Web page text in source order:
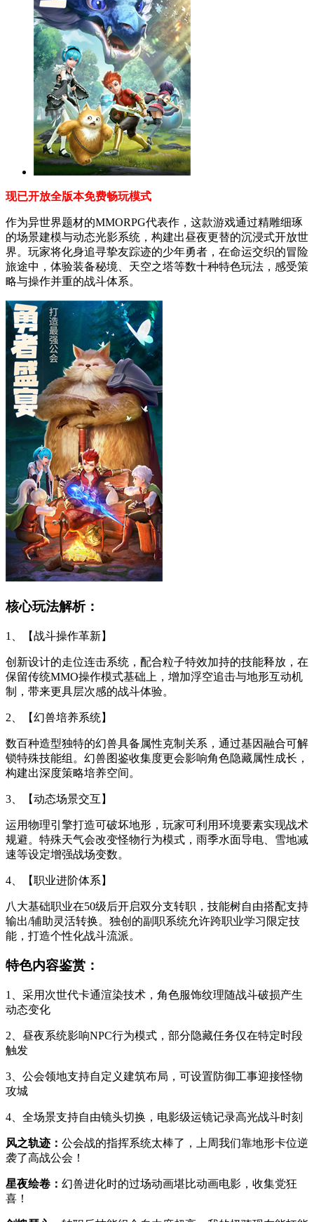
现已开放全版本免费畅玩模式
作为异世界题材的MMORPG代表作，这款游戏通过精雕细琢
的场景建模与动态光影系统，构建出昼夜更替的沉浸式开放世
界。玩家将化身追寻挚友踪迹的少年勇者，在命运交织的冒险
旅途中，体验装备秘境、天空之塔等数十种特色玩法，感受策
略与操作并重的战斗体系。
核心玩法解析：
1、【战斗操作革新】
创新设计的走位连击系统，配合粒子特效加持的技能释放，在
保留传统MMO操作模式基础上，增加浮空追击与地形互动机
制，带来更具层次感的战斗体验。
2、【幻兽培养系统】
数百种造型独特的幻兽具备属性克制关系，通过基因融合可解
锁特殊技能组。幻兽图鉴收集度更会影响角色隐藏属性成长，
构建出深度策略培养空间。
3、【动态场景交互】
运用物理引擎打造可破坏地形，玩家可利用环境要素实现战术
规避。特殊天气会改变怪物行为模式，雨季水面导电、雪地减
速等设定增强战场变数。
4、【职业进阶体系】
八大基础职业在50级后开启双分支转职，技能树自由搭配支持
输出/辅助灵活转换。独创的副职系统允许跨职业学习限定技
能，打造个性化战斗流派。
特色内容鉴赏：
1、采用次世代卡通渲染技术，角色服饰纹理随战斗破损产生
动态变化
2、昼夜系统影响NPC行为模式，部分隐藏任务仅在特定时段
触发
3、公会领地支持自定义建筑布局，可设置防御工事迎接怪物
攻城
4、全场景支持自由镜头切换，电影级运镜记录高光战斗时刻
风之轨迹： 公会战的指挥系统太棒了，上周我们靠地形卡位逆
袭了高战公会！
星夜绘卷： 幻兽进化时的过场动画堪比动画电影，收集党狂
喜！